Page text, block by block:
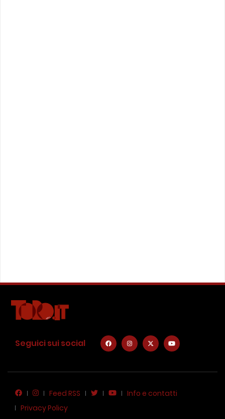
Seguici sui social
Feed RSS
Info e contatti
Privacy Policy